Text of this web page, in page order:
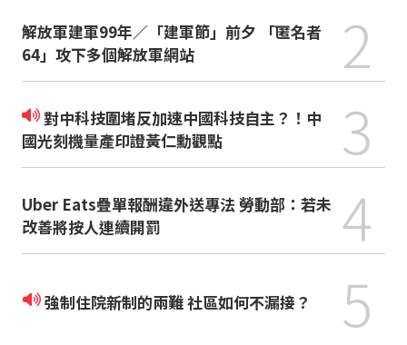
解放軍建軍99年／「建軍節」前夕 「匿名者
64」攻下多個解放軍網站
2
對中科技圍堵反加速中國科技自主？！中
國光刻機量產印證黃仁勳觀點
3
Uber Eats疊單報酬違外送專法 勞動部：若未
改善將按人連續開罰
4
強制住院新制的兩難 社區如何不漏接？ 5